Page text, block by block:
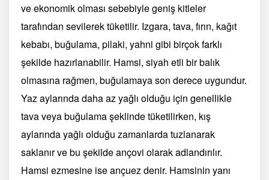
ve ekonomik olması sebebiyle geniş kitleler
tarafından sevilerek tüketilir. Izgara, tava, fırın, kağıt
kebabı, buğulama, pilaki, yahni gibi birçok farklı
şekilde hazırlanabilir. Hamsi, siyah etli bir balık
olmasına rağmen, buğulamaya son derece uygundur.
Yaz aylarında daha az yağlı olduğu için genellikle
tava veya buğulama şeklinde tüketilirken, kış
aylarında yağlı olduğu zamanlarda tuzlanarak
saklanır ve bu şekilde ançovi olarak adlandırılır.
Hamsi ezmesine ise ançuez denir. Hamsinin yanı